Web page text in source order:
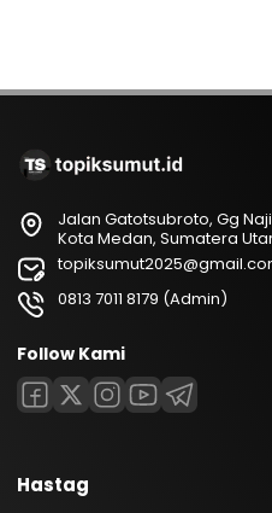
Jalan Gatotsubroto, Gg
Kota Medan, Sumatera
0813 7011 8179 (Admin)
Follow Kami
Hastag